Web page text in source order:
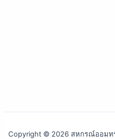
Copyright © 2026 สหกรณ์ออมท